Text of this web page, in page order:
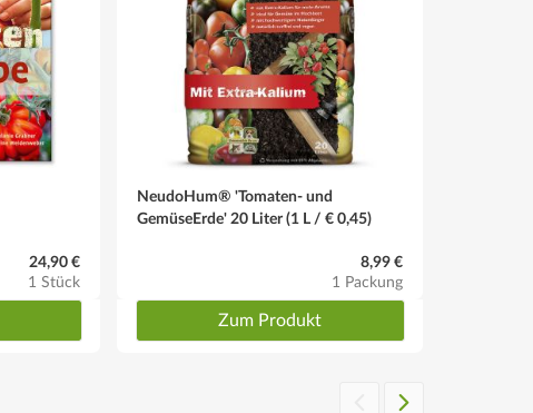
24,90 €
1 Stück
NeudoHum® 'Tomaten- und
GemüseErde' 20 Liter (1 L / € 0,45)
8,99 €
1 Packung
Zum Produkt